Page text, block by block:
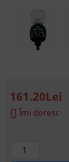
161.20Lei
Îmi doresc